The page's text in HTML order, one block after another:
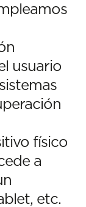
usuario
físico
a
etc.